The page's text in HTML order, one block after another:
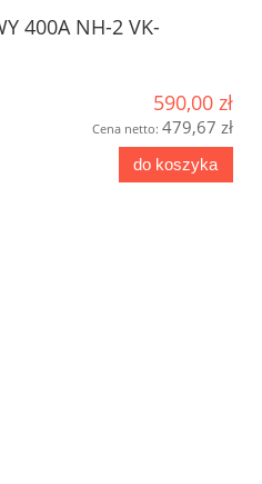
400A NH-2 VK-
590,00 zł
Cena netto: 479,67 zł
do koszyka